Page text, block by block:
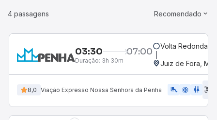
4 passagens Recomendado
03:30 07:00
Duração: 3h 30m
Volta Redonda,
Juiz de Fora, MG
8,0 Viação Expresso Nossa Senhora da Penha airline_seat_legroom_extra ac_unit WC